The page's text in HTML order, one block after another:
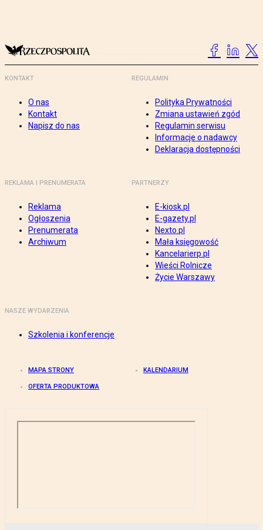
KONTAKT
O nas
Kontakt
Napisz do nas
REGULAMIN
Polityka Prywatności
Zmiana ustawień zgód
Regulamin serwisu
Informacje o nadawcy
Deklaracja dostępności
REKLAMA I PRENUMERATA
Reklama
Ogłoszenia
Prenumerata
Archiwum
PARTNERZY
E-kiosk.pl
E-gazety.pl
Nexto.pl
Mała księgowość
Kancelarierp.pl
Wieści Rolnicze
Życie Warszawy
NASZE WYDARZENIA
Szkolenia i konferencje
MAPA STRONY KALENDARIUM
OFERTA PRODUKTOWA